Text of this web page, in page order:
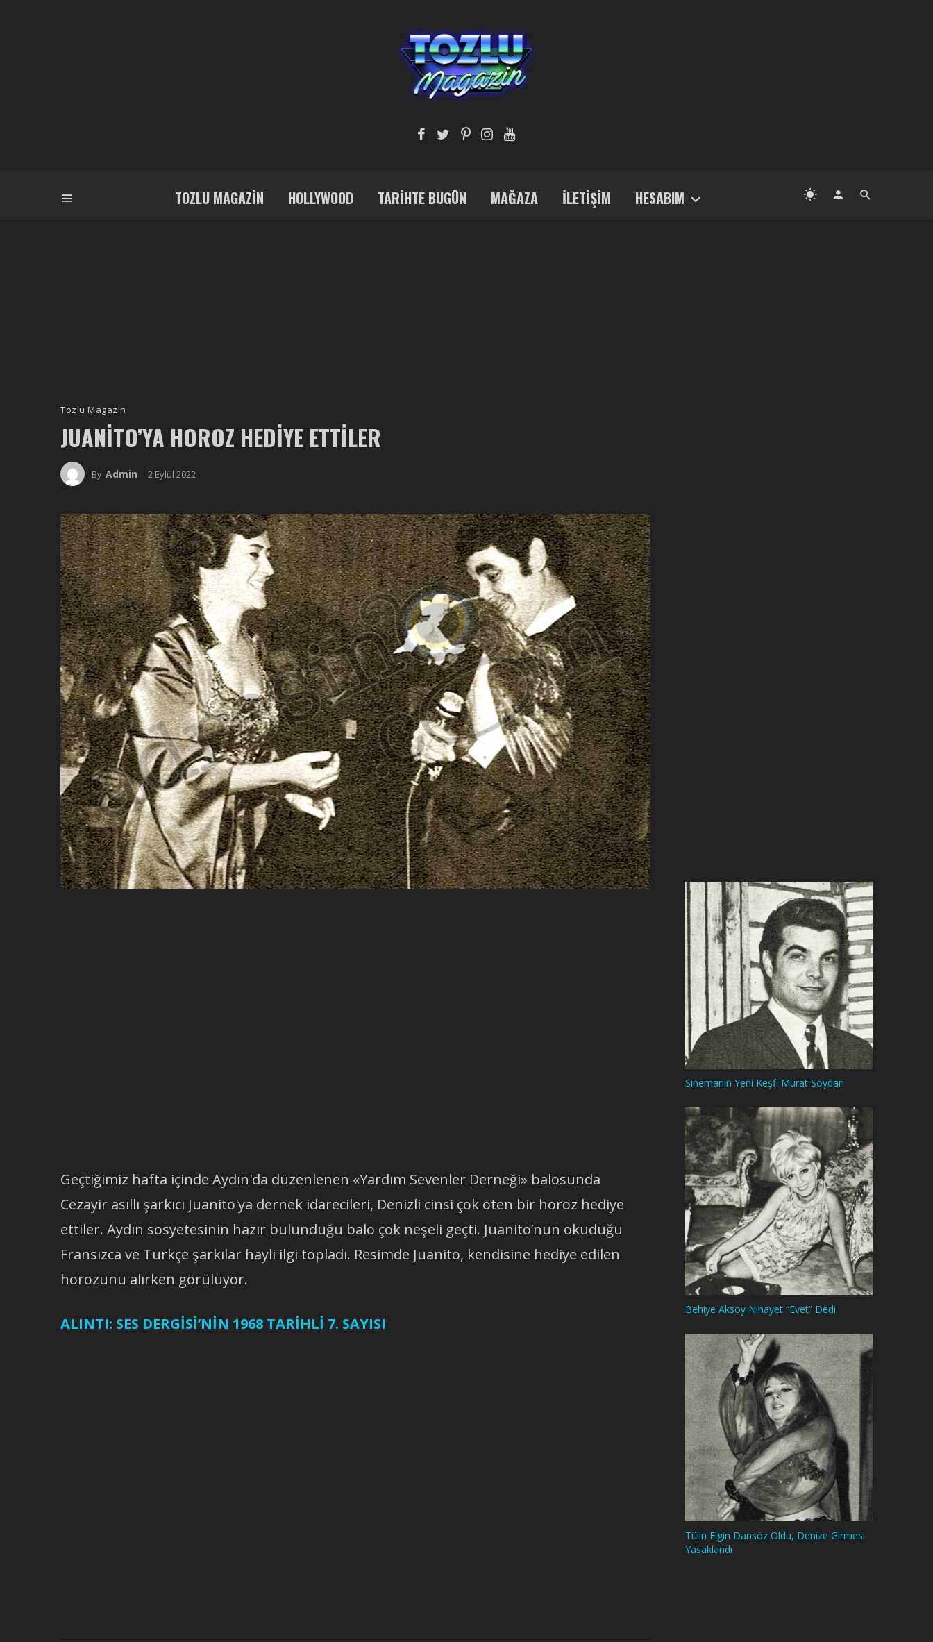
TOZLU MAGAZIN HOLLYWOOD TARIHTE BUGÜN MAĞAZA İLETIŞIM HESABIM
Tozlu Magazin
JUANITO’YA HOROZ HEDIYE ETTILER
By Admin 2 Eylül 2022
Geçtiğimiz hafta içinde Aydın'da düzenlenen «Yardım Sevenler Derneği» balosunda
Cezayir asıllı şarkıcı Juanito'ya dernek idarecileri, Denizli cinsi çok öten bir horoz hediye
ettiler. Aydın sosyetesinin hazır bulunduğu balo çok neşeli geçti. Juanito’nun okuduğu
Fransızca ve Türkçe şarkılar hayli ilgi topladı. Resimde Juanito, kendisine hediye edilen
horozunu alırken görülüyor.
ALINTI: SES DERGİSİ’NİN 1968 TARİHLİ 7. SAYISI
Sinemanın Yeni Keşfi Murat Soydan
Behiye Aksoy Nihayet “Evet” Dedi
Tülin Elgin Dansöz Oldu, Denize Girmesi
Yasaklandı